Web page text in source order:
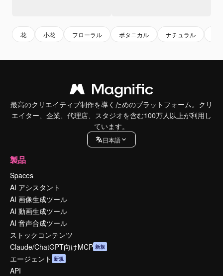
花 小花 フローラル ボタニカル ナチュラル
最高のクリエイティブ制作を導くためのプラットフォーム。クリ
エイター、企業、代理店、スタジオを含む100万人以上が利用し
ています。
日本語
製品
Spaces
AI アシスタント
AI 画像生成ツール
AI 動画生成ツール
AI 音声合成ツール
ストックコンテンツ
Claude/ChatGPT向けMCP 新規
エージェント 新規
API